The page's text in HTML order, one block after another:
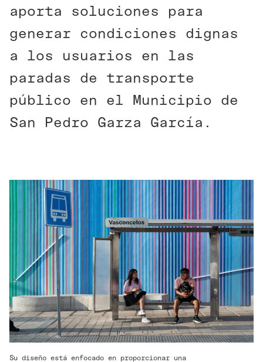
aporta soluciones para
generar condiciones dignas
a los usuarios en las
paradas de transporte
público en el Municipio de
San Pedro Garza García.
Su diseño está enfocado en proporcionar una